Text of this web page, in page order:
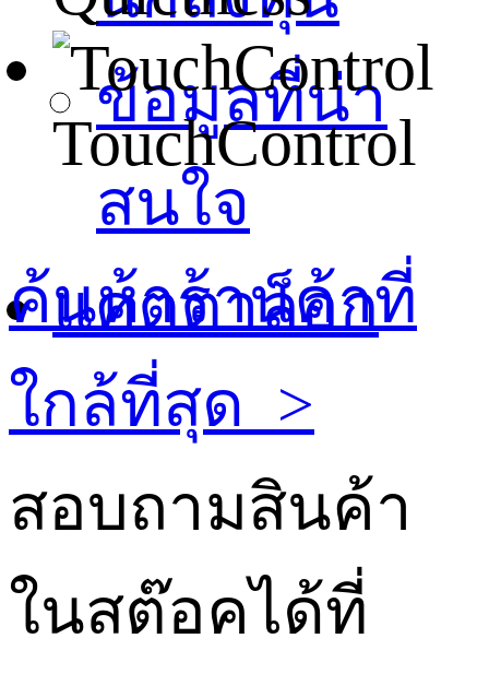
ข้อมูลที่น่า
สนใจ
แคตตาล็อก
TouchControl
ค้นห้าร้านค้าที่
ใกล้ที่สุด >
สอบถามสินค้า
ในสต๊อคได้ที่